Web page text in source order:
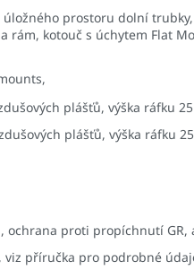
prostoru dolní
kotouč s úchytem Flat
plášťů, výška ráfku
plášťů, výška ráfku
proti propíchnutí GR,
příručka pro podrobné